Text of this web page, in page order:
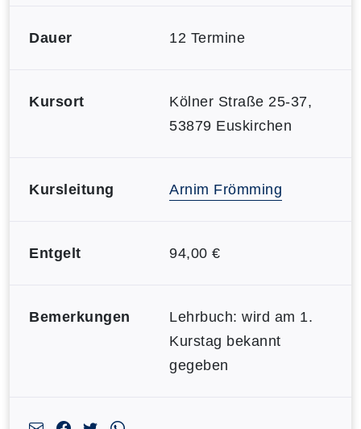
Dauer 12 Termine
Kursort
Kölner Straße 25-37,
53879 Euskirchen
Kursleitung Arnim Frömming
Entgelt 94,00 €
Bemerkungen
Lehrbuch: wird am 1.
Kurstag bekannt
gegeben